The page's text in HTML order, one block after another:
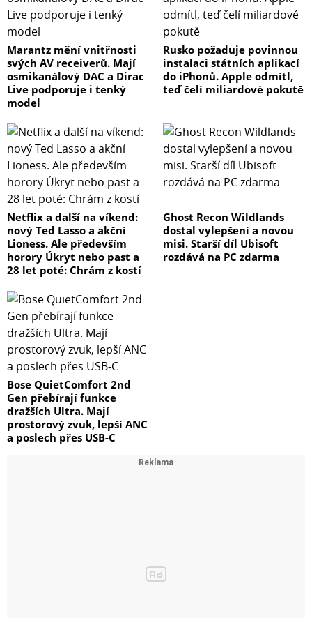
Marantz mění vnitřnosti
svých AV receiverů. Mají
osmikanálový DAC a Dirac
Live podporuje i tenký
model
Rusko požaduje povinnou
instalaci státních aplikací
do iPhonů. Apple odmítl,
teď čelí miliardové pokutě
Netflix a další na víkend:
nový Ted Lasso a akční
Lioness. Ale především
horory Úkryt nebo past a
28 let poté: Chrám z kostí
Ghost Recon Wildlands
dostal vylepšení a novou
misi. Starší díl Ubisoft
rozdává na PC zdarma
Bose QuietComfort 2nd
Gen přebírají funkce
dražších Ultra. Mají
prostorový zvuk, lepší ANC
a poslech přes USB-C